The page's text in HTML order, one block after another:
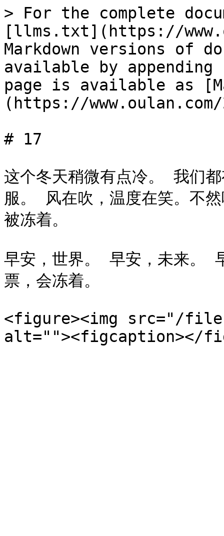
> For the complete
[llms.txt](https://
Markdown versions of
available by
page is available as
(https://
# 17
这个冬天稍微有点冷。 我们
服。 风在吹，温度在笑。不
被冻着。
早安，世界。 早安，未来。
票，会冻着。
<figure><img src="/files/